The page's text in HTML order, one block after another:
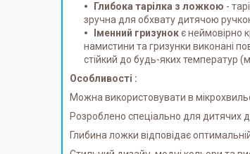
Глибока тарілка з ложкою -
зручна для обхвату дитячою
Іменний гризунокє неймовірно
намистини та гризунки виконані
стійкий до будь-яких температур
Особливості :
Можна використовувати в
Розроблено спеціально для дитячих
Глибина ложки відповідає